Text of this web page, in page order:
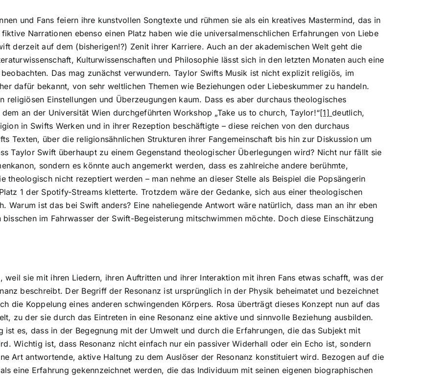
und Fans feiern ihre kunstvollen Songtexte und rühmen sie als ein kreatives Mastermind, das in
Narrationen ebenso einen Platz haben wie die universalmenschlichen Erfahrungen von Liebe
derzeit auf dem (bisherigen!?) Zenit ihrer Karriere. Auch an der akademischen Welt geht die
Kulturwissenschaften und Philosophie lässt sich in den letzten Monaten auch eine
Das mag zunächst verwundern. Taylor Swifts Musik ist nicht explizit religiös, im
dafür bekannt, von sehr weltlichen Themen wie Beziehungen oder Liebeskummer zu handeln.
religiösen Einstellungen und Überzeugungen kaum. Dass es aber durchaus theologisches
an der Universität Wien durchgeführten Workshop „Take us to church, Taylor!“[1]deutlich,
in Swifts Werken und in ihrer Rezeption beschäftigte – diese reichen von den durchaus
Texten, über die religionsähnlichen Strukturen ihrer Fangemeinschaft bis hin zur Diskussion um
Taylor Swift überhaupt zu einem Gegenstand theologischer Überlegungen wird? Nicht nur fällt sie
sondern es könnte auch angemerkt werden, dass es zahlreiche andere berühmte,
theologisch nicht rezeptiert werden – man nehme an dieser Stelle als Beispiel die Popsängerin
1 der Spotify-Streams kletterte. Trotzdem wäre der Gedanke, sich aus einer theologischen
Warum ist das bei Swift anders? Eine naheliegende Antwort wäre natürlich, dass man an ihr eben
im Fahrwasser der Swift-Begeisterung mitschwimmen möchte. Doch diese Einschätzung
sie mit ihren Liedern, ihren Auftritten und ihrer Interaktion mit ihren Fans etwas schafft, was der
beschreibt. Der Begriff der Resonanz ist ursprünglich in der Physik beheimatet und bezeichnet
die Koppelung eines anderen schwingenden Körpers. Rosa überträgt dieses Konzept nun auf das
zu der sie durch das Eintreten in eine Resonanz eine aktive und sinnvolle Beziehung ausbilden.
ist es, dass in der Begegnung mit der Umwelt und durch die Erfahrungen, die das Subjekt mit
Wichtig ist, dass Resonanz nicht einfach nur ein passiver Widerhall oder ein Echo ist, sondern
Art antwortende, aktive Haltung zu dem Auslöser der Resonanz konstituiert wird. Bezogen auf die
eine Erfahrung gekennzeichnet werden, die das Individuum mit seinen eigenen biographischen